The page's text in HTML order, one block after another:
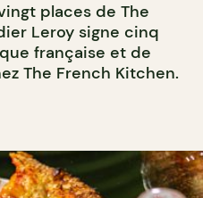
places de The
Leroy signe cinq
française et de
The French Kitchen.